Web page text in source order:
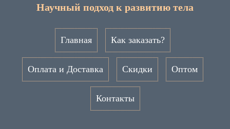
Научный подход к развитию тела
Главная Как заказать?
Оплата и Доставка Скидки Оптом
Контакты